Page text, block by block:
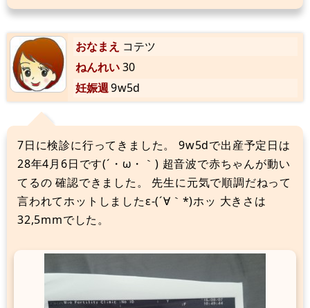
おなまえ コテツ
ねんれい30
妊娠週9w5d
7日に検診に行ってきました。 9w5dで出産予定日は
28年4月6日です(´・ω・｀) 超音波で赤ちゃんが動い
てるの 確認できました。 先生に元気で順調だねって
言われてホットしましたε-(´∀｀*)ホッ 大きさは
32,5mmでした。